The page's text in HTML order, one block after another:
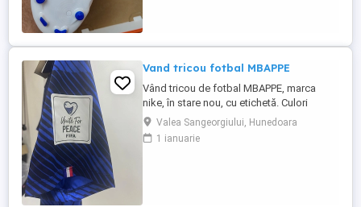
Vand tricou fotbal MBAPPE
Vând tricou de fotbal MBAPPE, marca
nike, în stare nou, cu etichetă. Culori
variate. Mărimea M . Din cauza unora care
comanda si apoi nu ridica coletele, fiind
nevoit apoi să plătesc eu transportul,
Valea Sangeorgiului, Hunedoara
1 ianuarie